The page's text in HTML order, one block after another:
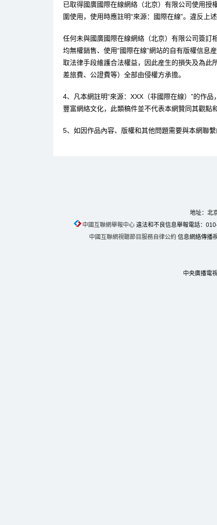
已取得國廣國際在線網絡（北京）有限公司使用
圍使用，使用時應註明“來源：國際在線”。違反上
任何未與國廣國際在線網絡（北京）有限公司簽訂
均無權銷售、使用“國際在線”網站的自有版權信息
取法律手段維護合法權益，因此産生的損失及為此
差旅費、公證費等）全部由侵權方承擔。
4、凡本網註明“來源：XXX（非國際在線）”的作
豐富網絡文化，此類稿件並不代表本網贊同其觀點
5、如因作品內容、版權和其他問題需要與本網聯
地址：北
中國互聯網舉報中心違法和不良信息舉報電話：
中國互聯網視聽節目服務自律公約 信息網絡傳播
中央廣播電